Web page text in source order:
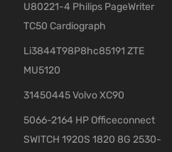
U80221-4 Philips PageWriter
TC50 Cardiograph
Li3844T98P8hc85191 ZTE
MU5120
31450445 Volvo XC90
5066-2164 HP Officeconnect
SWITCH 1920S 1820 8G 2530-